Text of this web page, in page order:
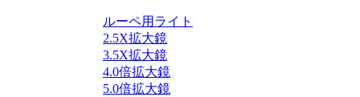
ルーペ用ライト
2.5X拡大鏡
3.5X拡大鏡
4.0倍拡大鏡
5.0倍拡大鏡